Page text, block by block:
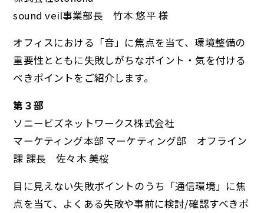
sound veil事業部長 竹本 悠平 様
オフィスにおける「音」に焦点を当て、環境整備の
重要性とともに失敗しがちなポイント・気を付ける
べきポイントをご紹介します。
第３部
ソニービズネットワークス株式会社
マーケティング本部 マーケティング部 オフライン
課 課長 佐々木 美桜
目に見えない失敗ポイントのうち「通信環境」に焦
点を当て、よくある失敗や事前に検討/確認すべきポ